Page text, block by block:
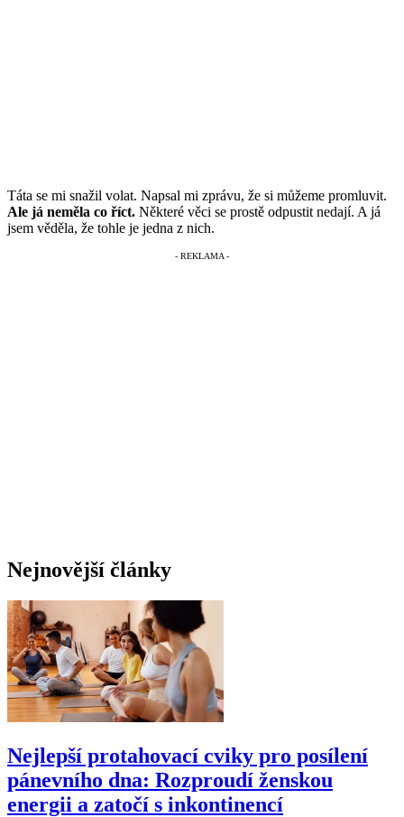
Táta se mi snažil volat. Napsal mi zprávu, že si můžeme promluvit.
Ale já neměla co říct. Některé věci se prostě odpustit nedají. A já
jsem věděla, že tohle je jedna z nich.
Nejnovější články
Nejlepší protahovací cviky pro posílení
pánevního dna: Rozproudí ženskou
energii a zatočí s inkontinencí